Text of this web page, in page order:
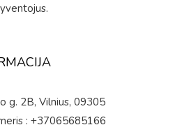
g. 2B, Vilnius, 09305
: +37065685166